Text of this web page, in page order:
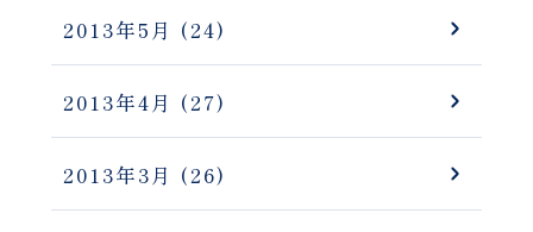
2013年5月 (24)
2013年4月 (27)
2013年3月 (26)